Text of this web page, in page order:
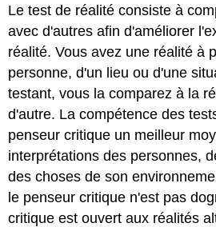
Le test de réalité consiste à
avec d'autres afin d'améliorer
réalité. Vous avez une réalité à
personne, d'un lieu ou d'une
testant, vous la comparez à la
d'autre. La compétence des
penseur critique un meilleur
interprétations des personnes,
des choses de son
le penseur critique n'est pas
critique est ouvert aux réalités